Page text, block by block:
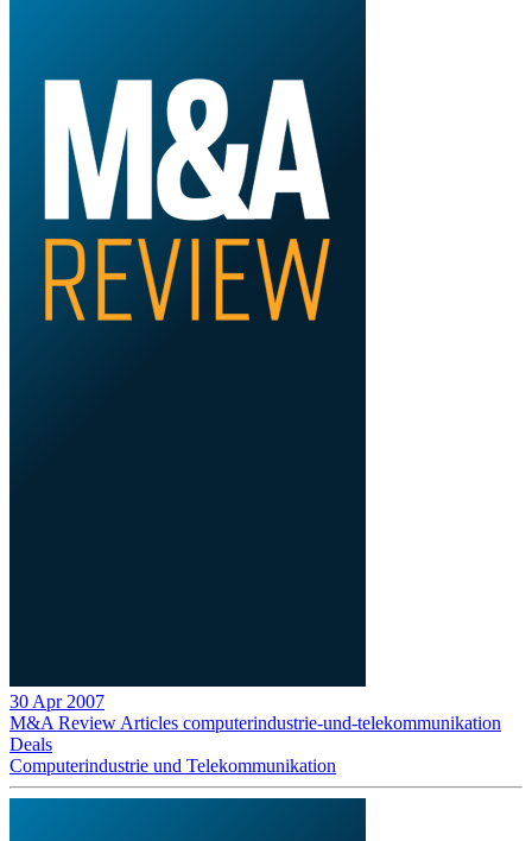
30 Apr 2007
M&A Review Articles computerindustrie-und-telekommunikation
Deals
Computerindustrie und Telekommunikation